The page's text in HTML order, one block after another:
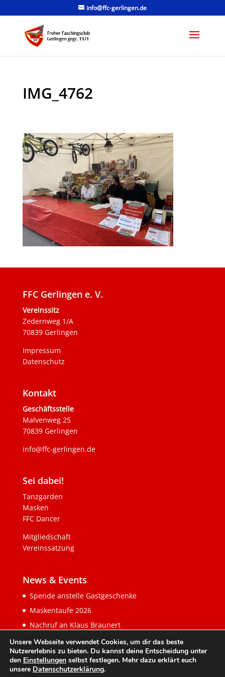
info@ffc-gerlingen.de
IMG_4762
FFC Gerlingen e. V.
Vereinssitz
Zedernweg 1/A
70839 Gerlingen
Impressum
Datenschutz
Kontakt
Geschäftsstelle
Malvenweg 25
70839 Gerlingen
info@ffc-gerlingen.de
Sei dabei!
Tanzgarden
Masken
FFC Dancer
Mitgliedschaft
Vereinssatzung
News & Events
Spende anstelle Gastgeschenke
Maskentaufe 2026
Nachruf an Klaus Braunert
Unsere Webseite verwendet Cookies, um dir das beste
Nutzererlebnis zu bieten. Du kannst deine Entscheidung unter
den Einstellungen selbst festlegen. Mehr dazu erklärt euch
unsere Datenschutzerklärung.